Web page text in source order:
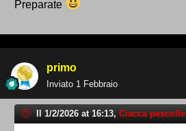
Preparate
primo
Inviato 1 Febbraio
Il 1/2/2026 at 16:13, Ciacca pescolle